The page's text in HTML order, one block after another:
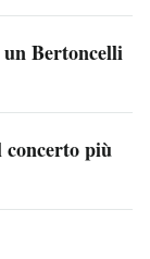
Bertoncelli
concerto più